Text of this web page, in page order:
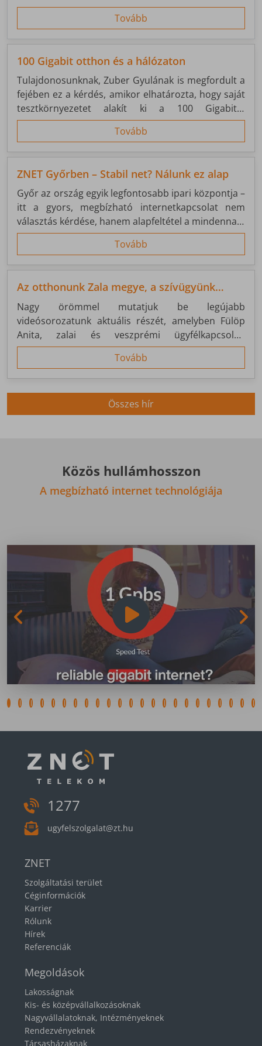
Tovább
100 Gigabit otthon és a hálózaton
Tulajdonosunknak, Zuber Gyulának is megfordult a
fejében ez a kérdés, amikor elhatározta, hogy saját
tesztkörnyezetet alakít ki a 100 Gigabit/s
kapcsolatok kipróbálására. Számára a távközlés
nemcsak munka, hanem hobbi is – ezért
személyesen szereti tesztelni a ZNET hálózatába
Tovább
ZNET Győrben – Stabil net? Nálunk ez alap
Győr az ország egyik legfontosabb ipari központja –
itt a gyors, megbízható internetkapcsolat nem
választás kérdése, hanem alapfeltétel a mindennapi
működéshez. Ezért is tölt be kiemelt szerepet a
ZNET hálózatában: nemcsak régiós központként,
hanem fejlesztési és szolgáltatási bázisként is
Tovább
Az otthonunk Zala megye, a szívügyünk
Nagykanizsa
Nagy örömmel mutatjuk be legújabb
videósorozatunk aktuális részét, amelyben Fülöp
Anita, zalai és veszprémi ügyfélkapcsolati
menedzserünk mesél a ZNET történetéről, a
jelenünkről és arról, hogy miért olyan fontos
számunkra Nagykanizsa.
Tovább
Összes hír
Közös hullámhosszon
A megbízható internet technológiája
1277
ugyfelszolgalat@zt.hu
ZNET
Szolgáltatási terület
Céginformációk
Karrier
Rólunk
Hírek
Referenciák
Megoldások
Lakosságnak
Kis- és középvállalkozásoknak
Nagyvállalatoknak, Intézményeknek
Rendezvényeknek
Társasházaknak